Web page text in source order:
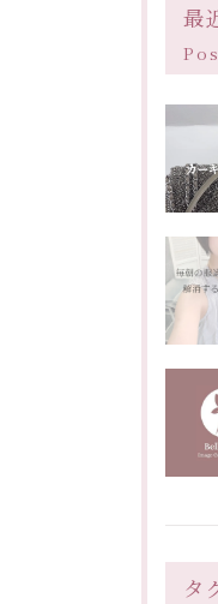
最
タ